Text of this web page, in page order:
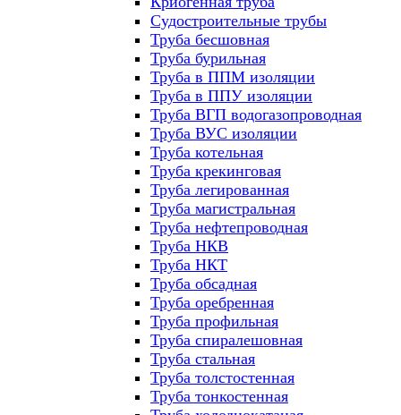
Судостроительные трубы
Труба бесшовная
Труба бурильная
Труба в ППМ изоляции
Труба в ППУ изоляции
Труба ВГП водогазопроводная
Труба ВУС изоляции
Труба котельная
Труба крекинговая
Труба легированная
Труба магистральная
Труба нефтепроводная
Труба НКВ
Труба НКТ
Труба обсадная
Труба оребренная
Труба профильная
Труба спиралешовная
Труба стальная
Труба толстостенная
Труба тонкостенная